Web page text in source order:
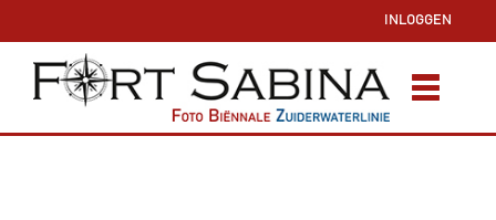
INLOGGEN